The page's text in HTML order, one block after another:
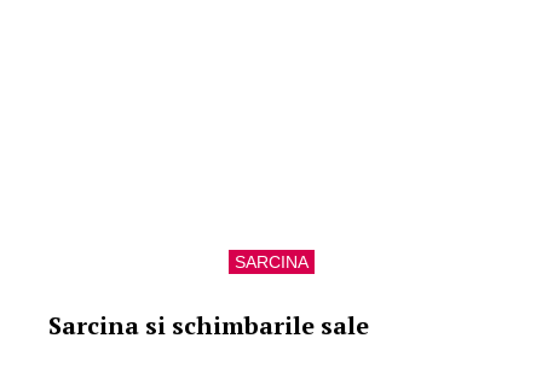
SARCINA
Sarcina si schimbarile sale